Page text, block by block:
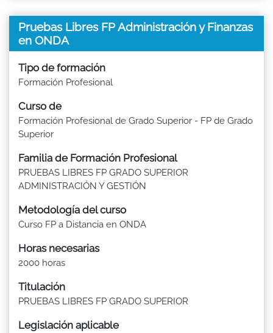
Pruebas Libres FP Administración y Finanzas
en ONDA
Tipo de formación
Formación Profesional
Curso de
Formación Profesional de Grado Superior - FP de Grado
Superior
Familia de Formación Profesional
PRUEBAS LIBRES FP GRADO SUPERIOR
ADMINISTRACIÓN Y GESTIÓN
Metodología del curso
Curso FP a Distancia en ONDA
Horas necesarias
2000 horas
Titulación
PRUEBAS LIBRES FP GRADO SUPERIOR
Legislación aplicable